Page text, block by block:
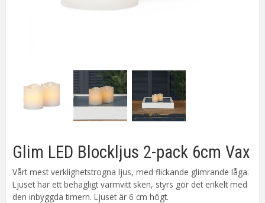
Glim LED Blockljus 2-pack 6cm Vax
Vårt mest verklighetstrogna ljus, med flickande glimrande låga.
Ljuset har ett behagligt varmvitt sken, styrs gör det enkelt med
den inbyggda timern. Ljuset är 6 cm högt.